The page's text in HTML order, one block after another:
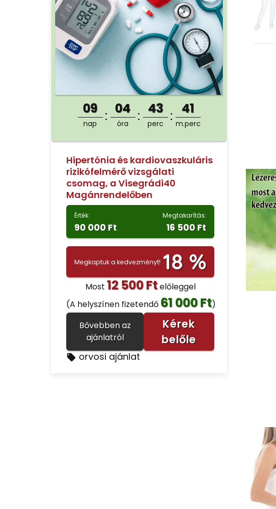
09
nap
04
óra
43
perc
40
m.perc
Hipertónia és kardiovaszkuláris
rizikófelmérő vizsgálati
csomag, a Visegrádi40
Magánrendelőben
Érték:
90 000 Ft
Megtakarítás:
16 500 Ft
Megkaptuk a kedvezményt! 18 %
Most 12 500 Ftelőleggel
(A helyszínen fizetendő 61 000 Ft)
Bővebben az
ajánlatról
Kérek
belőle
orvosi ajánlat